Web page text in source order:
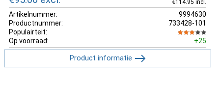
€114.95 incl.
Artikelnummer:
9994630
Productnummer:
733428-101
Populairteit:
Op voorraad:
+25
Product informatie